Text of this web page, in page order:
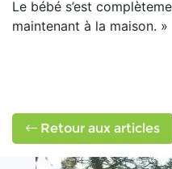
Le bébé s’est
maintenant à la maison. »
Retour aux articles